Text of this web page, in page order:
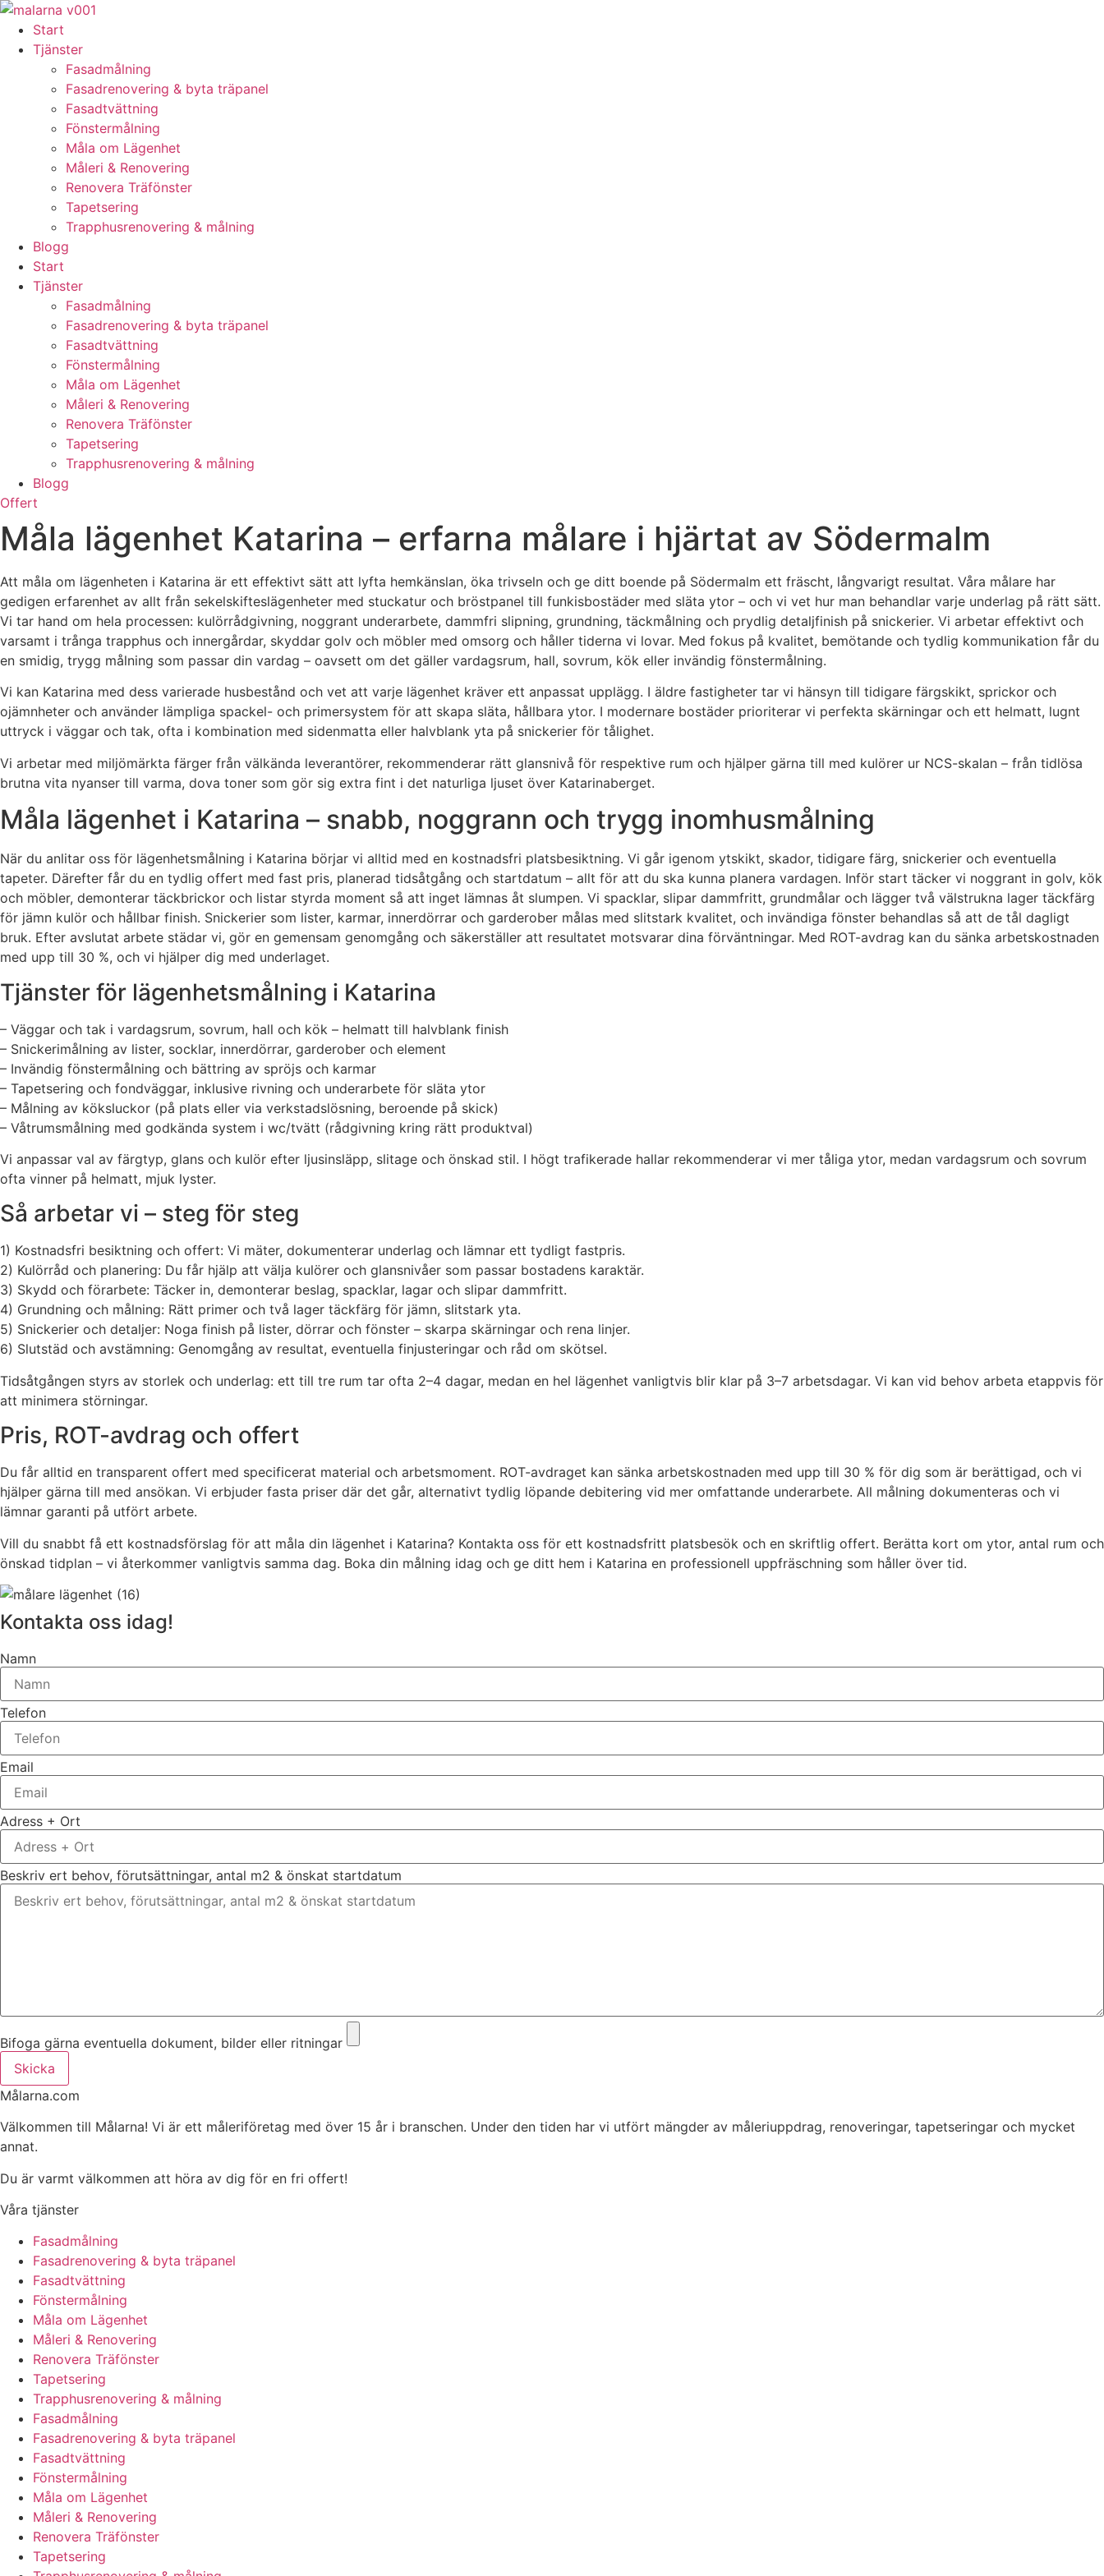
Skip
content
Start
Tjänster
Fasadmålning
Fasadrenovering & byta träpanel
Fasadtvättning
Fönstermålning
Måla om Lägenhet
Måleri & Renovering
Renovera Träfönster
Tapetsering
Trapphusrenovering & målning
Blogg
Start
Tjänster
Fasadmålning
Fasadrenovering & byta träpanel
Fasadtvättning
Fönstermålning
Måla om Lägenhet
Måleri & Renovering
Renovera Träfönster
Tapetsering
Trapphusrenovering & målning
Blogg
Offert
Måla lägenhet Katarina – erfarna målare i hjärtat av Södermalm
Att måla om lägenheten i Katarina är ett effektivt sätt att lyfta hemkänslan, öka trivseln och ge ditt boende på Södermalm ett fräscht, långvarigt resultat. Våra målare har
gedigen erfarenhet av allt från sekelskifteslägenheter med stuckatur och bröstpanel till funkisbostäder med släta ytor – och vi vet hur man behandlar varje underlag på rätt sätt.
Vi tar hand om hela processen: kulörrådgivning, noggrant underarbete, dammfri slipning, grundning, täckmålning och prydlig detaljfinish på snickerier. Vi arbetar effektivt och
varsamt i trånga trapphus och innergårdar, skyddar golv och möbler med omsorg och håller tiderna vi lovar. Med fokus på kvalitet, bemötande och tydlig kommunikation får du
en smidig, trygg målning som passar din vardag – oavsett om det gäller vardagsrum, hall, sovrum, kök eller invändig fönstermålning.
Vi kan Katarina med dess varierade husbestånd och vet att varje lägenhet kräver ett anpassat upplägg. I äldre fastigheter tar vi hänsyn till tidigare färgskikt, sprickor och
ojämnheter och använder lämpliga spackel- och primersystem för att skapa släta, hållbara ytor. I modernare bostäder prioriterar vi perfekta skärningar och ett helmatt, lugnt
uttryck i väggar och tak, ofta i kombination med sidenmatta eller halvblank yta på snickerier för tålighet.
Vi arbetar med miljömärkta färger från välkända leverantörer, rekommenderar rätt glansnivå för respektive rum och hjälper gärna till med kulörer ur NCS-skalan – från tidlösa
brutna vita nyanser till varma, dova toner som gör sig extra fint i det naturliga ljuset över Katarinaberget.
Måla lägenhet i Katarina – snabb, noggrann och trygg inomhusmålning
När du anlitar oss för lägenhetsmålning i Katarina börjar vi alltid med en kostnadsfri platsbesiktning. Vi går igenom ytskikt, skador, tidigare färg, snickerier och eventuella
tapeter. Därefter får du en tydlig offert med fast pris, planerad tidsåtgång och startdatum – allt för att du ska kunna planera vardagen. Inför start täcker vi noggrant in golv, kök
och möbler, demonterar täckbrickor och listar styrda moment så att inget lämnas åt slumpen. Vi spacklar, slipar dammfritt, grundmålar och lägger två välstrukna lager täckfärg
för jämn kulör och hållbar finish. Snickerier som lister, karmar, innerdörrar och garderober målas med slitstark kvalitet, och invändiga fönster behandlas så att de tål dagligt
bruk. Efter avslutat arbete städar vi, gör en gemensam genomgång och säkerställer att resultatet motsvarar dina förväntningar. Med ROT-avdrag kan du sänka arbetskostnaden
med upp till 30 %, och vi hjälper dig med underlaget.
Tjänster för lägenhetsmålning i Katarina
– Väggar och tak i vardagsrum, sovrum, hall och kök – helmatt till halvblank finish
– Snickerimålning av lister, socklar, innerdörrar, garderober och element
– Invändig fönstermålning och bättring av spröjs och karmar
– Tapetsering och fondväggar, inklusive rivning och underarbete för släta ytor
– Målning av köksluckor (på plats eller via verkstadslösning, beroende på skick)
– Våtrumsmålning med godkända system i wc/tvätt (rådgivning kring rätt produktval)
Vi anpassar val av färgtyp, glans och kulör efter ljusinsläpp, slitage och önskad stil. I högt trafikerade hallar rekommenderar vi mer tåliga ytor, medan vardagsrum och sovrum
ofta vinner på helmatt, mjuk lyster.
Så arbetar vi – steg för steg
1) Kostnadsfri besiktning och offert: Vi mäter, dokumenterar underlag och lämnar ett tydligt fastpris.
2) Kulörråd och planering: Du får hjälp att välja kulörer och glansnivåer som passar bostadens karaktär.
3) Skydd och förarbete: Täcker in, demonterar beslag, spacklar, lagar och slipar dammfritt.
4) Grundning och målning: Rätt primer och två lager täckfärg för jämn, slitstark yta.
5) Snickerier och detaljer: Noga finish på lister, dörrar och fönster – skarpa skärningar och rena linjer.
6) Slutstäd och avstämning: Genomgång av resultat, eventuella finjusteringar och råd om skötsel.
Tidsåtgången styrs av storlek och underlag: ett till tre rum tar ofta 2–4 dagar, medan en hel lägenhet vanligtvis blir klar på 3–7 arbetsdagar. Vi kan vid behov arbeta etappvis för
att minimera störningar.
Pris, ROT-avdrag och offert
Du får alltid en transparent offert med specificerat material och arbetsmoment. ROT-avdraget kan sänka arbetskostnaden med upp till 30 % för dig som är berättigad, och vi
hjälper gärna till med ansökan. Vi erbjuder fasta priser där det går, alternativt tydlig löpande debitering vid mer omfattande underarbete. All målning dokumenteras och vi
lämnar garanti på utfört arbete.
Vill du snabbt få ett kostnadsförslag för att måla din lägenhet i Katarina? Kontakta oss för ett kostnadsfritt platsbesök och en skriftlig offert. Berätta kort om ytor, antal rum och
önskad tidplan – vi återkommer vanligtvis samma dag. Boka din målning idag och ge ditt hem i Katarina en professionell uppfräschning som håller över tid.
Kontakta oss idag!
Namn
Telefon
Email
Adress + Ort
Beskriv ert behov, förutsättningar, antal m2 & önskat startdatum
Bifoga gärna eventuella dokument, bilder eller ritningar
Skicka
Målarna.com
Välkommen till Målarna! Vi är ett måleriföretag med över 15 år i branschen. Under den tiden har vi utfört mängder av måleriuppdrag, renoveringar, tapetseringar och mycket
annat.
Du är varmt välkommen att höra av dig för en fri offert!
Våra tjänster
Fasadmålning
Fasadrenovering & byta träpanel
Fasadtvättning
Fönstermålning
Måla om Lägenhet
Måleri & Renovering
Renovera Träfönster
Tapetsering
Trapphusrenovering & målning
Fasadmålning
Fasadrenovering & byta träpanel
Fasadtvättning
Fönstermålning
Måla om Lägenhet
Måleri & Renovering
Renovera Träfönster
Tapetsering